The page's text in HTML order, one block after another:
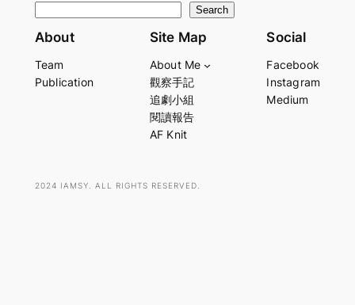
e
r
Search
About
Team
Publication
Site Map
About Me
觀察手記
追劇小組
閱讀報告
AF Knit
Social
Facebook
Instagram
Medium
2024 IAMSY. ALL RIGHTS RESERVED.